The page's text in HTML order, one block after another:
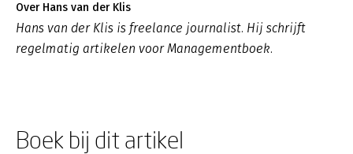
Over Hans van der Klis
Hans van der Klis is freelance journalist. Hij schrijft
regelmatig artikelen voor Managementboek.
Boek bij dit artikel